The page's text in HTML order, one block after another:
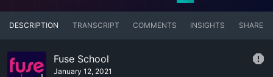
DESCRIPTION TRANSCRIPT COMMENTS INSIGHTS SHARE
Fuse School
January 12, 2021